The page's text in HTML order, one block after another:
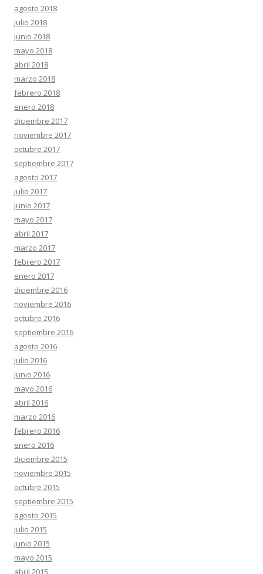
agosto 2018
julio 2018
junio 2018
mayo 2018
abril 2018
marzo 2018
febrero 2018
enero 2018
diciembre 2017
noviembre 2017
octubre 2017
septiembre 2017
agosto 2017
julio 2017
junio 2017
mayo 2017
abril 2017
marzo 2017
febrero 2017
enero 2017
diciembre 2016
noviembre 2016
octubre 2016
septiembre 2016
agosto 2016
julio 2016
junio 2016
mayo 2016
abril 2016
marzo 2016
febrero 2016
enero 2016
diciembre 2015
noviembre 2015
octubre 2015
septiembre 2015
agosto 2015
julio 2015
junio 2015
mayo 2015
abril 2015